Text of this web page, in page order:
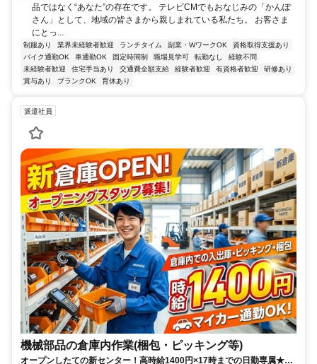
品ではなく“あなた”の存在です。 テレビCMでもおなじみの「かんぽ
さん」として、地域の皆さまから親しまれている私たち。 お客さま
にとっ...
制服あり 業界未経験者歓迎 ランチタイム 副業・WワークOK
資格取得支援あり
バイク通勤OK
車通勤OK 固定時間制 職場見学可 転勤なし
経験不問
未経験者歓迎
住宅手当あり 交通費全額支給 経験者歓迎 有資格者歓迎
研修あり
賞与あり
ブランクOK 育休あり
派遣社員
機械部品の倉庫内作業(梱包・ピッキング等)
オープンしたての新センター！高時給1400円×17時までの日勤専属★即